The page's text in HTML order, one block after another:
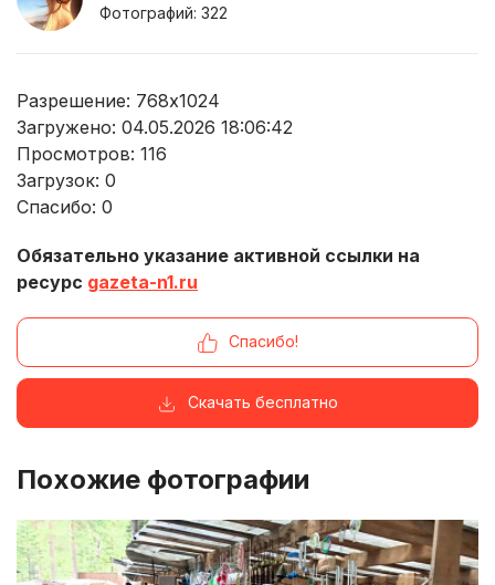
Фотографий: 322
Разрешение: 768x1024
Загружено: 04.05.2026 18:06:42
Просмотров: 116
Загрузок: 0
Спасибо: 0
Обязательно указание активной ссылки на
ресурс gazeta-n1.ru
Спасибо!
Скачать бесплатно
Похожие фотографии